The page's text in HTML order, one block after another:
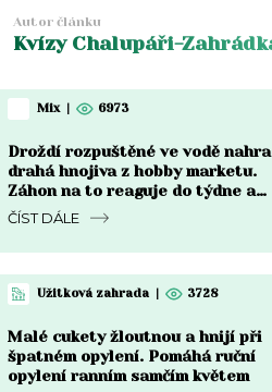
Autor článku
Kvízy Chalupáři-
Mix 6973
Droždí rozpuštěné ve vodě
drahá hnojiva z hobby marketu.
Záhon na to reaguje do týdne a
rozdíl je vidět pouhým okem
ČÍST DÁLE
Užitková zahrada 3728
Malé cukety žloutnou a hnijí při
špatném opylení. Pomáhá ruční
opylení ranním samčím květem